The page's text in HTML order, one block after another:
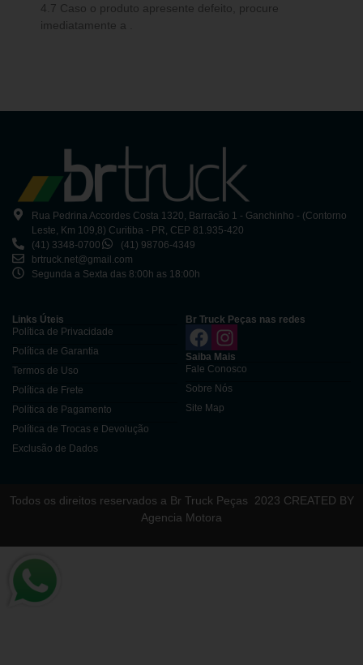
4.7 Caso o produto apresente defeito, procure
imediatamente a .
Rua Pedrina Accordes Costa 1320, Barracão 1 - Ganchinho - (Contorno
Leste, Km 109,8) Curitiba - PR, CEP 81.935-420
(41) 3348-0700
(41) 98706-4349
brtruck.net@gmail.com
Segunda a Sexta das 8:00h as 18:00h
Links Úteis
Política de Privacidade
Política de Garantia
Termos de Uso
Política de Frete
Política de Pagamento
Política de Trocas e Devolução
Exclusão de Dados
Br Truck Peças nas redes
Saiba Mais
Fale Conosco
Sobre Nós
Site Map
Todos os direitos reservados a Br Truck Peças
2023 CREATED BY
Agencia Motora